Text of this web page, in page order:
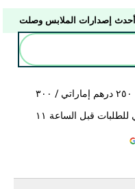
أحدث إصدارات الملابس وصلت
توصيل مجاني للطلبات التي تزيد عن ٢٥٠ درهم إماراتي / ٣٠٠
التوصيل في نفس اليوم متاح في دبي للطلبات قبل الساعة ١١